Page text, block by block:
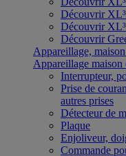
Découvrir
Découvrir
Découvrir
Appareillage,
Appareillage maison
Interrupteur,
Prise de
autres prises
Détecteur de
Plaque
Enjoliveur,
Commande